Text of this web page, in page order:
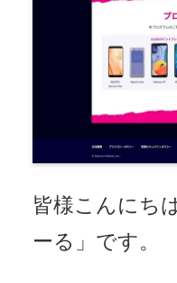
皆様こんにち
ーる」です。